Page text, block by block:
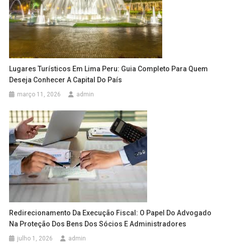
Lugares Turísticos Em Lima Peru: Guia Completo Para Quem
Deseja Conhecer A Capital Do País
março 11, 2026 admin
Redirecionamento Da Execução Fiscal: O Papel Do Advogado
Na Proteção Dos Bens Dos Sócios E Administradores
julho 1, 2026 admin